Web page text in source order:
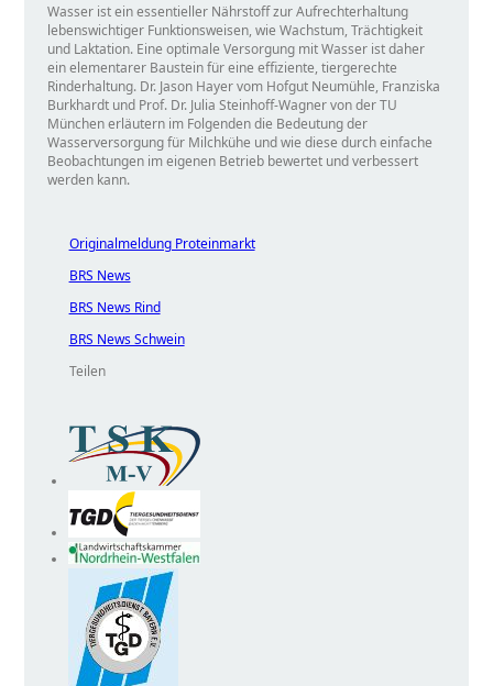
Wasser ist ein essentieller Nährstoff zur Aufrechterhaltung
lebenswichtiger Funktionsweisen, wie Wachstum, Trächtigkeit
und Laktation. Eine optimale Versorgung mit Wasser ist daher
ein elementarer Baustein für eine effiziente, tiergerechte
Rinderhaltung. Dr. Jason Hayer vom Hofgut Neumühle, Franziska
Burkhardt und Prof. Dr. Julia Steinhoff-Wagner von der TU
München erläutern im Folgenden die Bedeutung der
Wasserversorgung für Milchkühe und wie diese durch einfache
Beobachtungen im eigenen Betrieb bewertet und verbessert
werden kann.
Originalmeldung Proteinmarkt
BRS News
BRS News Rind
BRS News Schwein
Teilen